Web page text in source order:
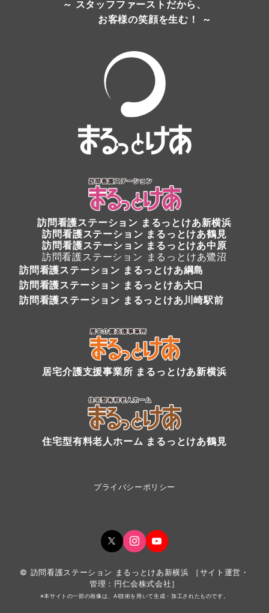
～ スタッフファーストだから、
お客様の笑顔を生む！ ～
訪問看護ステーション まるっとけあ新横浜
訪問看護ステーション まるっとけあ鶴見
訪問看護ステーション まるっとけあ中原
訪問看護ステーション まるっとけあ鷺沼
訪問看護ステーション まるっとけあ綱島
訪問看護ステーション まるっとけあ大口
訪問看護ステーション まるっとけあ川崎駅前
居宅介護支援事業所 まるっとけあ新横浜
住宅型有料老人ホーム まるっとけあ鶴見
プライバシーポリシー
© 訪問看護ステーション まるっとけあ新横浜 ［ サイト運営・
管理：円仁会株式会社 ］
※本サイトの一部の画像は、AI技術を用いて生成・加工されたものです。